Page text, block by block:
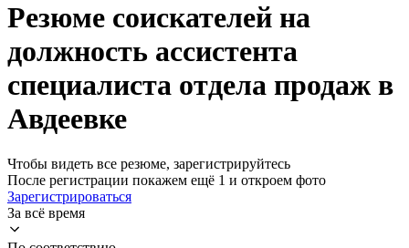
Резюме соискателей на
должность ассистента
специалиста отдела продаж в
Авдеевке
Чтобы видеть все резюме, зарегистрируйтесь
После регистрации покажем ещё 1 и откроем фото
Зарегистрироваться
За всё время